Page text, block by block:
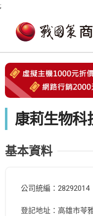
;
康莉生物科
基本資料
公司統編：28292014
登記地址：高雄市苓